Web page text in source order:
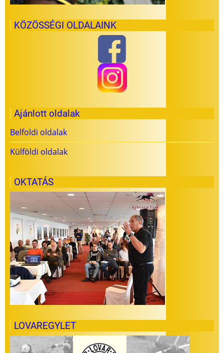
KÖZÖSSÉGI OLDALAINK
Ajánlott oldalak
Belfoldi oldalak
Külföldi oldalak
OKTATÁS
LOVAREGYLET